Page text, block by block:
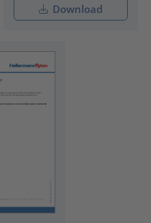
Download